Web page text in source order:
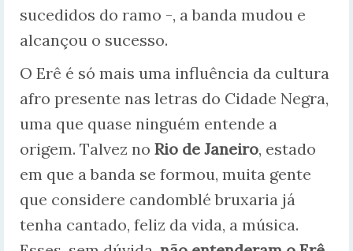
sucedidos do ramo -, a banda mudou e
alcançou o sucesso.
O Erê é só mais uma influência da cultura
afro presente nas letras do Cidade Negra,
uma que quase ninguém entende a
origem. Talvez no Rio de Janeiro, estado
em que a banda se formou, muita gente
que considere candomblé bruxaria já
tenha cantado, feliz da vida, a música.